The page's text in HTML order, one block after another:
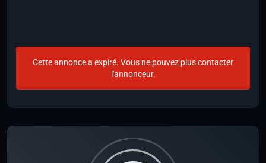
Cette annonce a expiré. Vous ne pouvez plus contacter
l'annonceur.